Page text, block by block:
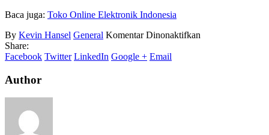
Baca juga: Toko Online Elektronik Indonesia
By Kevin Hansel General Komentar Dinonaktifkan
Share:
Facebook Twitter LinkedIn Google + Email
Author